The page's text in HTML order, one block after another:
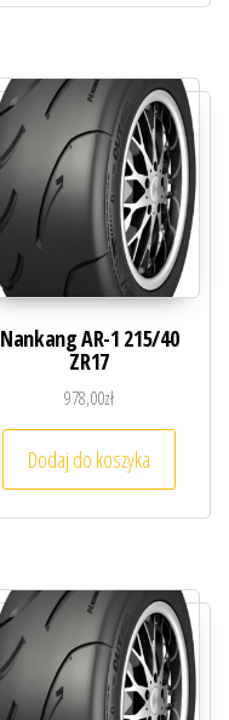
Nankang AR-1 215/40
ZR17
978,00zł
Dodaj do koszyka